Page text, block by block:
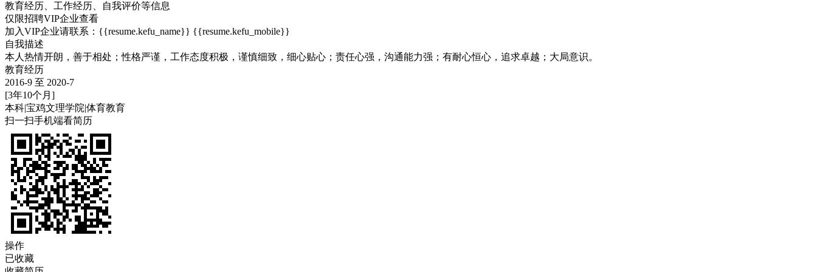
教育经历、工作经历、自我评价等信息
仅限招聘VIP企业查看
加入VIP企业请联系：{{resume.kefu_name}} {{resume.kefu_mobile}}
自我描述
本人热情开朗，善于相处；性格严谨，工作态度积极，谨慎细致，细心贴心；责任心强，沟通能力强；有耐心恒心，追求卓越；大局意识。
教育经历
2016-9 至 2020-7
[3年10个月]
本科|宝鸡文理学院|体育教育
扫一扫手机端看简历
操作
已收藏